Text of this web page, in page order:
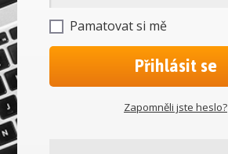
Pamatovat si mě
Přihlásit se
Zapomněli jste heslo?